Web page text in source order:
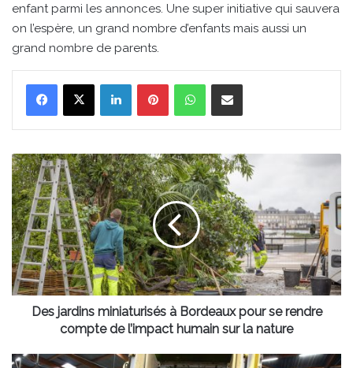
enfant parmi les annonces. Une super initiative qui sauvera
on l’espère, un grand nombre d’enfants mais aussi un
grand nombre de parents.
LinkedinPinterestWhatsAppPartager par email
Des
jardins
miniaturisés
à
Bordeaux
pour
se
rendre
compte
sur
Des jardins miniaturisés à Bordeaux pour se rendre
compte de l’impact humain sur la nature
Les